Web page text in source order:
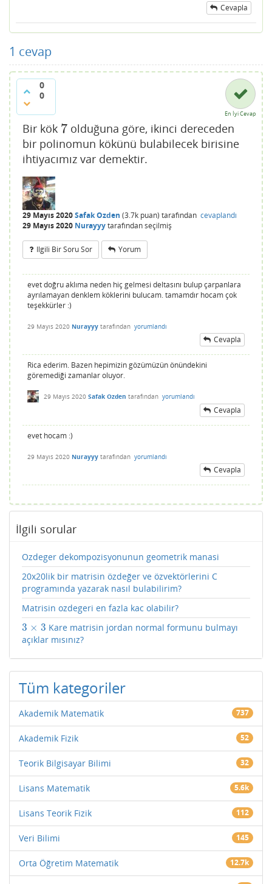
Cevapla
1 cevap
0
0
En İyi Cevap
Bir kök 7
7 olduğuna göre, ikinci dereceden
bir polinomun kökünü bulabilecek birisine
ihtiyacımız var demektir.
29 Mayıs 2020Safak Ozden (3.7k puan) tarafından cevaplandı
29 Mayıs 2020 Nurayyytarafındanseçilmiş
Ilgili Bir Soru Sor Yorum
evet doğru aklıma neden hiç gelmesi deltasını bulup çarpanlara
ayrılamayan denklem köklerini bulucam. tamamdır hocam çok
teşekkürler :)
29 Mayıs 2020 Nurayyy tarafından yorumlandı
Cevapla
Rica ederim. Bazen hepimizin gözümüzün önündekini
göremediği zamanlar oluyor.
29 Mayıs 2020 Safak Ozden tarafından yorumlandı
Cevapla
evet hocam :)
29 Mayıs 2020 Nurayyy tarafından yorumlandı
Cevapla
İlgili sorular
Ozdeger dekompozisyonunun geometrik manasi
20x20lik bir matrisin özdeğer ve özvektörlerini C
programında yazarak nasıl bulabilirim?
Matrisin ozdegeri en fazla kac olabilir?
3 × 3
3 ×3
Kare matrisin jordan normal formunu bulmayı
açıklar mısınız?
Tüm kategoriler
Akademik Matematik 737
Akademik Fizik 52
Teorik Bilgisayar Bilimi 32
Lisans Matematik 5.6k
Lisans Teorik Fizik 112
Veri Bilimi 145
Orta Öğretim Matematik 12.7k